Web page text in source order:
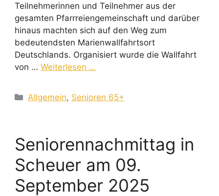
Teilnehmerinnen und Teilnehmer aus der
gesamten Pfarrreiengemeinschaft und darüber
hinaus machten sich auf den Weg zum
bedeutendsten Marienwallfahrtsort
Deutschlands. Organisiert wurde die Wallfahrt
von … Weiterlesen …
Kategorien
Allgemein, Senioren 65+
Seniorennachmittag in
Scheuer am 09.
September 2025